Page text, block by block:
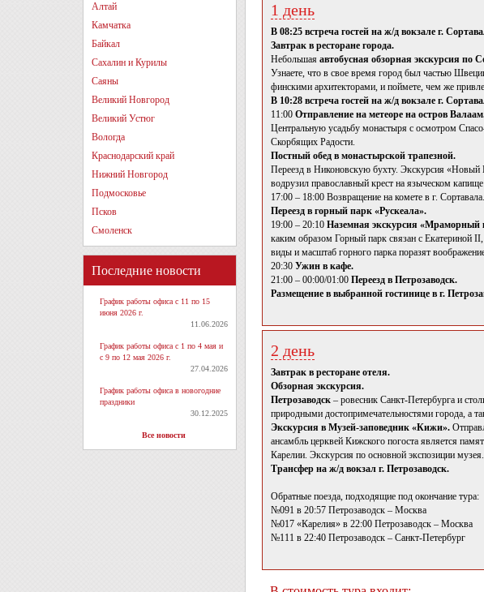
Алтай
Камчатка
Байкал
Сахалин и Курилы
Саяны
Великий Новгород
Великий Устюг
Вологда
Краснодарский край
Нижний Новгород
Подмосковье
Псков
Смоленск
Последние новости
График работы офиса с 11 по 15
июня 2026 г.
11.06.2026
График работы офиса с 1 по 4 мая и
с 9 по 12 мая 2026 г.
27.04.2026
График работы офиса в новогодние
праздники
30.12.2025
Все новости
1 день
В 08:25 встреча гостей на ж/д вокзале г.
Завтрак в ресторане города.
Небольшая автобусная обзорная экскурсия по
Узнаете, что в свое время город был частью
финскими архитекторами, и поймете, чем же
В 10:28 встреча гостей на ж/д вокзале г.
11:00 Отправление на метеоре на остров
Центральную усадьбу монастыря с осмотром
Скорбящих Радости.
Постный обед в монастырской трапезной.
Переезд в Никоновскую бухту. Экскурсия «Новый
водрузил православный крест на языческом
17:00 – 18:00 Возвращение на комете в г. Сортавала.
Переезд в горный парк «Рускеала».
19:00 – 20:10 Наземная экскурсия «Мраморный
каким образом Горный парк связан с Екатериной
виды и масштаб горного парка поразят
20:30 Ужин в кафе.
21:00 – 00:00/01:00 Переезд в Петрозаводск.
Размещение в выбранной гостинице в г.
2 день
Завтрак в ресторане отеля.
Обзорная экскурсия.
Петрозаводск – ровесник Санкт-Петербурга и
природными достопримечательностями города, а
Экскурсия в Музей-заповедник «Кижи».
ансамбль церквей Кижского погоста является
Карелии. Экскурсия по основной экспозиции музея.
Трансфер на ж/д вокзал г. Петрозаводск.
Обратные поезда, подходящие под окончание тура:
№091 в 20:57 Петрозаводск – Москва
№017 «Карелия» в 22:00 Петрозаводск – Москва
№111 в 22:40 Петрозаводск – Санкт-Петербург